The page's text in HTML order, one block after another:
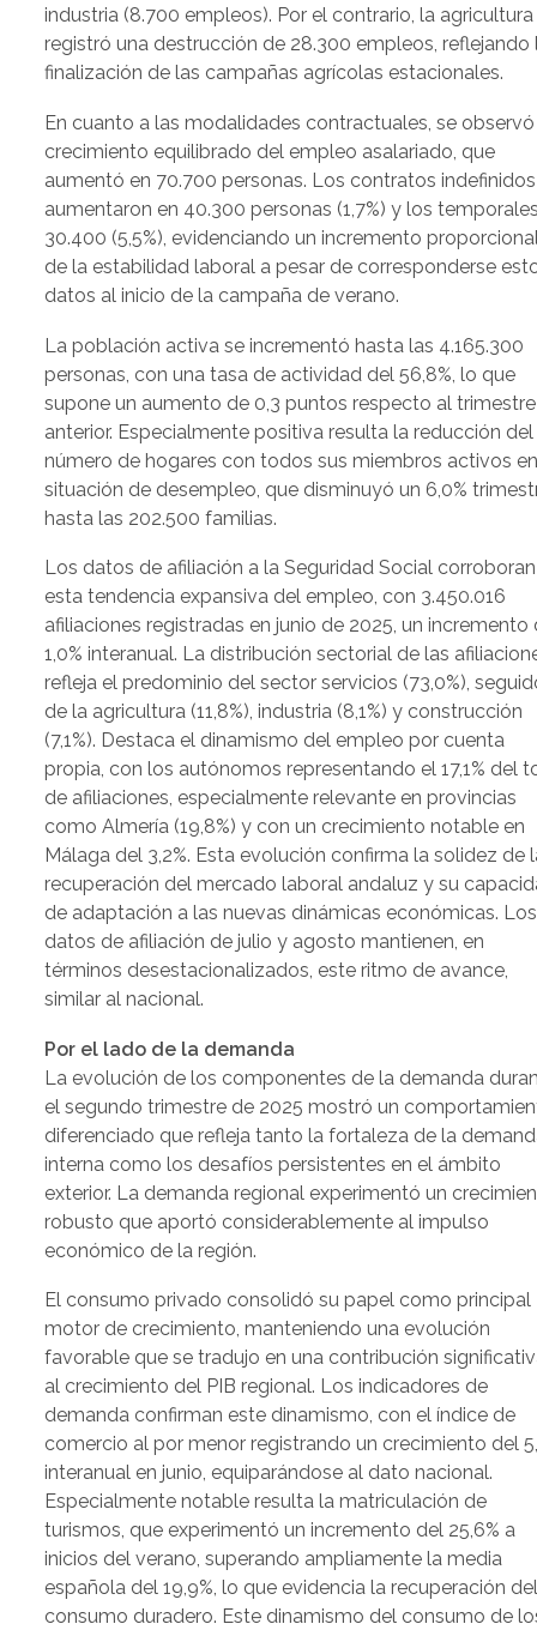
industria (8.700 empleos). Por el contrario, la agricultura
registró una destrucción de 28.300 empleos, reflejando
finalización de las campañas agrícolas estacionales.
En cuanto a las modalidades contractuales, se
crecimiento equilibrado del empleo asalariado, que
aumentó en 70.700 personas. Los contratos indefinidos
aumentaron en 40.300 personas (1,7%) y los
30.400 (5,5%), evidenciando un incremento
de la estabilidad laboral a pesar de corresponderse
datos al inicio de la campaña de verano.
La población activa se incrementó hasta las 4.165.300
personas, con una tasa de actividad del 56,8%, lo que
supone un aumento de 0,3 puntos respecto al trimestre
anterior. Especialmente positiva resulta la reducción del
número de hogares con todos sus miembros activos
situación de desempleo, que disminuyó un 6,0%
hasta las 202.500 familias.
Los datos de afiliación a la Seguridad Social corroboran
esta tendencia expansiva del empleo, con 3.450.016
afiliaciones registradas en junio de 2025, un incremento
1,0% interanual. La distribución sectorial de las
refleja el predominio del sector servicios (73,0%),
de la agricultura (11,8%), industria (8,1%) y construcción
(7,1%). Destaca el dinamismo del empleo por cuenta
propia, con los autónomos representando el 17,1% del
de afiliaciones, especialmente relevante en provincias
como Almería (19,8%) y con un crecimiento notable en
Málaga del 3,2%. Esta evolución confirma la solidez de
recuperación del mercado laboral andaluz y su
de adaptación a las nuevas dinámicas económicas. Los
datos de afiliación de julio y agosto mantienen, en
términos desestacionalizados, este ritmo de avance,
similar al nacional.
Por el lado de la demanda
La evolución de los componentes de la demanda
el segundo trimestre de 2025 mostró un
diferenciado que refleja tanto la fortaleza de la
interna como los desafíos persistentes en el ámbito
exterior. La demanda regional experimentó un
robusto que aportó considerablemente al impulso
económico de la región.
El consumo privado consolidó su papel como principal
motor de crecimiento, manteniendo una evolución
favorable que se tradujo en una contribución
al crecimiento del PIB regional. Los indicadores de
demanda confirman este dinamismo, con el índice de
comercio al por menor registrando un crecimiento del
interanual en junio, equiparándose al dato nacional.
Especialmente notable resulta la matriculación de
turismos, que experimentó un incremento del 25,6% a
inicios del verano, superando ampliamente la media
española del 19,9%, lo que evidencia la recuperación
consumo duradero. Este dinamismo del consumo de